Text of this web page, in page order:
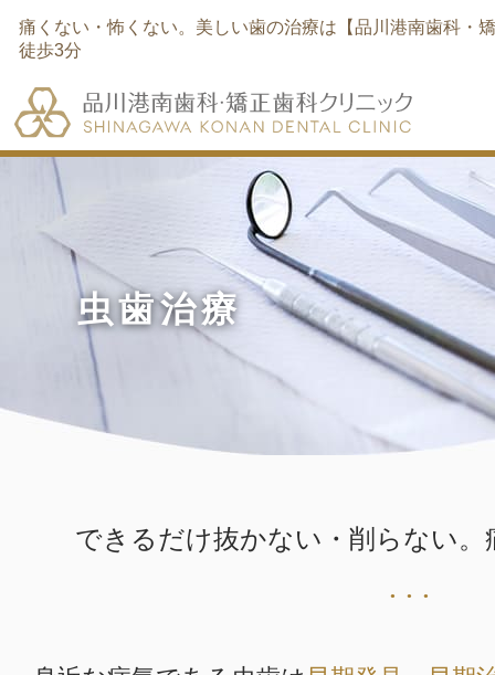
痛くない・怖くない。美しい歯の治療は【品川港南歯科・
徒歩3分
虫歯治療
できるだけ抜かない・削らない。